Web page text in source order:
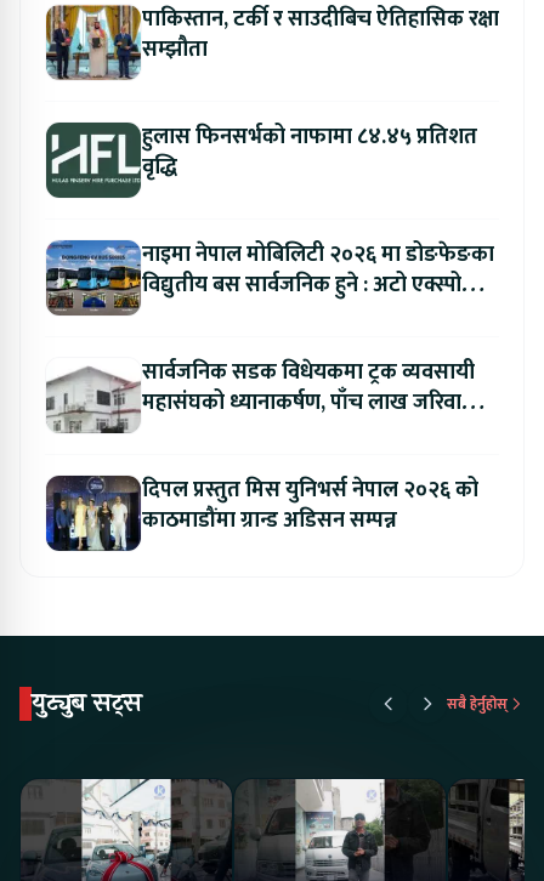
पाकिस्तान, टर्की र साउदीबिच ऐतिहासिक रक्षा
सम्झौता
हुलास फिनसर्भको नाफामा ८४.४५ प्रतिशत
वृद्धि
नाइमा नेपाल मोबिलिटी २०२६ मा डोङफेङका
विद्युतीय बस सार्वजनिक हुने : अटो एक्स्पोमा
सार्वजनिक सडक विधेयकमा ट्रक व्यवसायी
महासंघको ध्यानाकर्षण, पाँच लाख जरिवाना
दिपल प्रस्तुत मिस युनिभर्स नेपाल २०२६ को
काठमाडौंमा ग्रान्ड अडिसन सम्पन्न
युट्युब सट्स सबै हेर्नुहोस्